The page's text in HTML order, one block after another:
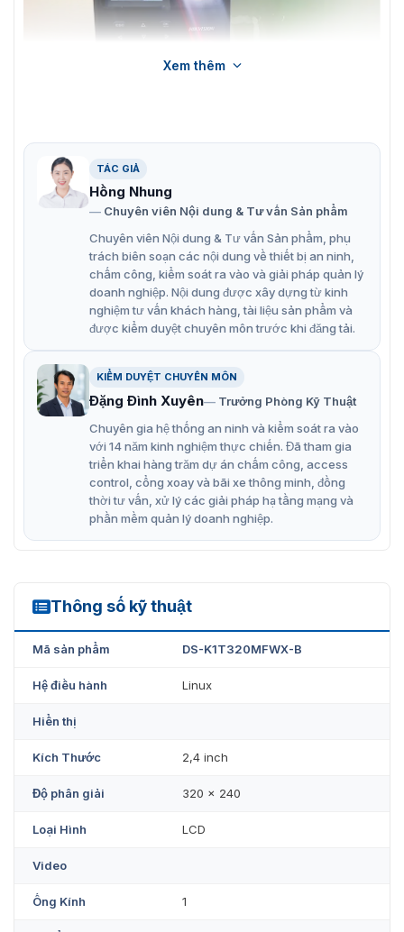
Mẫu máy chấm công Hikvision DS-K1T320MFWX-B
Máy chấm công DS-K1T320MFWX-B
có gì nổi bật?
Máy chấm công Hikvision DS-K1T320MFWX-B, thuộc
dòng sản phẩm mới, tích hợp nhiều công nghệ xác thực
thông minh. Với những ưu điểm vượt trội:
Thiết kế kiểu dáng hiện đại, mẫu mã bắt mắt
DS-K1T320MFWX-B không chỉ là một thiết bị quản lý
nhân sự hiệu quả mà còn là một điểm nhấn thẩm mỹ cho
không gian làm việc của bạn..
Kiểu dáng hiện đại, mẫu mã bắt mắt, phù hợp với
nhiều phong cách nội thất văn phòng.
Thiết kế nhỏ gọn giúp tiết kiệm diện tích lắp đặt, phù
hợp với cả những không gian hạn chế.
Màn hình LCD 2.4 inch hiển thị rõ ràng thông tin thời
dàng, nhanh chóng.
Xem thêm
TÁC GIẢ
Hồng Nhung
Chuyên viên Nội dung & Tư vấn Sản phẩm
Chuyên viên Nội dung & Tư vấn Sản phẩm, phụ
trách biên soạn các nội dung về thiết bị an ninh,
chấm công, kiểm soát ra vào và giải pháp quản lý
doanh nghiệp. Nội dung được xây dựng từ kinh
nghiệm tư vấn khách hàng, tài liệu sản phẩm và
được kiểm duyệt chuyên môn trước khi đăng tải.
KIỂM DUYỆT CHUYÊN MÔN
Đặng Đình Xuyên
Trưởng Phòng Kỹ Thuật
Chuyên gia hệ thống an ninh và kiểm soát ra vào
với 14 năm kinh nghiệm thực chiến. Đã tham gia
triển khai hàng trăm dự án chấm công, access
control, cổng xoay và bãi xe thông minh, đồng
thời tư vấn, xử lý các giải pháp hạ tầng mạng và
phần mềm quản lý doanh nghiệp.
Thông số kỹ thuật
DS-K1T320MFWX-B
Mã sản phẩm DS-K1T320MFWX-B
Hệ điều hành Linux
Hiển thị
Kích Thước 2,4 inch
Độ phân giải 320 × 240
Loại Hình LCD
Video
Ống Kính 1